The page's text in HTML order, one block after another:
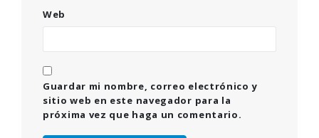
Web
Guardar mi nombre, correo electrónico y
sitio web en este navegador para la
próxima vez que haga un comentario.